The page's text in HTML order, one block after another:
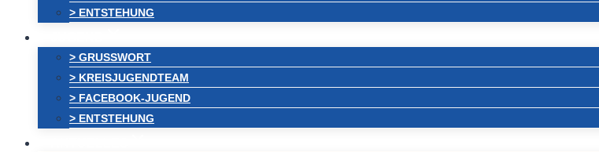
> ENTSTEHUNG
> GRUSSWORT
> KREISJUGENDTEAM
> FACEBOOK-JUGEND
> ENTSTEHUNG